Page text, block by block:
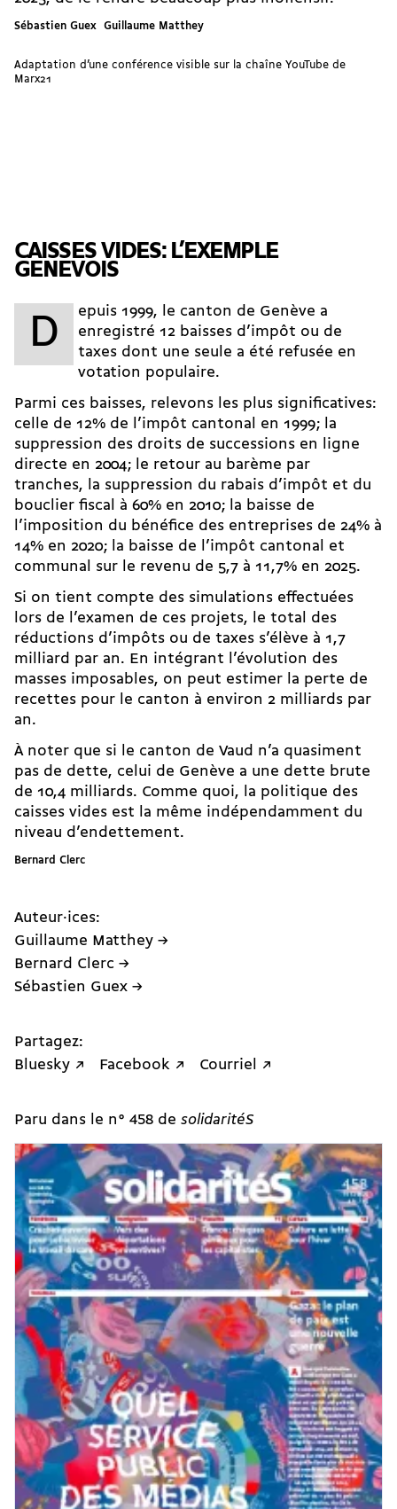
Sébastien Guex Guillaume Matthey
Adaptation d’une conférence visible sur la chaîne YouTube de
Marx21
CAISSES VIDES: L’EXEMPLE
GENEVOIS
D
epuis 1999, le canton de Genève a
enregistré 12 baisses d’impôt ou de
taxes dont une seule a été refusée en
votation populaire.
Parmi ces baisses, relevons les plus significatives:
celle de 12% de l’impôt cantonal en 1999 ; la
suppression des droits de successions en ligne
directe en 2004 ; le retour au barème par
tranches, la suppression du rabais d’impôt et du
bouclier fiscal à 60% en 2010 ; la baisse de
l’imposition du bénéfice des entreprises de 24% à
14% en 2020 ; la baisse de l’impôt cantonal et
communal
sur le revenu de 5,7 à 11,7% en 2025.
Si on tient compte des simulations effectuées
lors de l’examen de ces projets, le total des
réductions d’impôts ou de taxes s’élève à 1,7
milliard par an. En intégrant l’évolution des
masses imposables, on peut estimer la perte de
recettes pour le canton à environ 2 milliards par
an.
À noter que si le canton de Vaud n’a quasiment
pas de dette, celui de Genève a une dette brute
de 10,4 milliards. Comme quoi, la politique des
caisses vides est la même indépendamment du
niveau d’endettement.
Bernard Clerc
Auteur·ices:
Guillaume Matthey →
Bernard Clerc →
Sébastien Guex →
Partagez:
Bluesky ↗
Facebook ↗ Courriel ↗
Paru dans le n° 458 de solidaritéS